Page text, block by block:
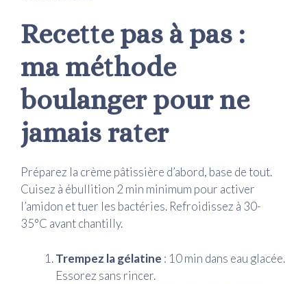
Recette pas à pas :
ma méthode
boulanger pour ne
jamais rater
Préparez la crème pâtissière d’abord, base de tout.
Cuisez à ébullition 2 min minimum pour activer
l’amidon et tuer les bactéries. Refroidissez à 30-
35°C avant chantilly.
Trempez la gélatine : 10 min dans eau glacée.
Essorez sans rincer.